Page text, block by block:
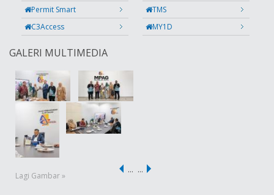
Permit Smart
TMS
C3Access
MY1D
GALERI MULTIMEDIA
Lagi Gambar »
… …